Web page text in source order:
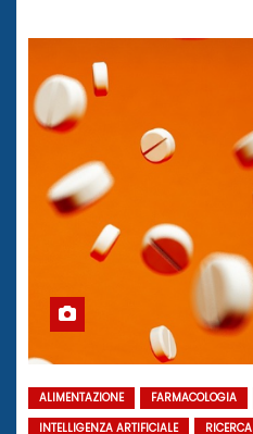
ALIMENTAZIONE FARMACOLOGIA
INTELLIGENZA ARTIFICIALE
RICERCA